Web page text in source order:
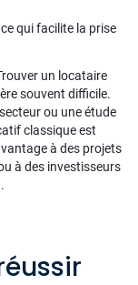
qui facilite la prise
un locataire
souvent difficile.
ou une étude
classique est
à des projets
à des investisseurs